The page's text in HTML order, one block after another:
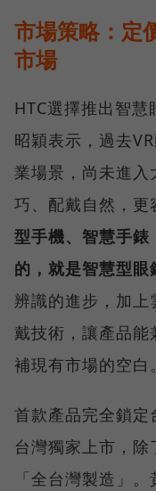
市場策略：定
市場
HTC選擇推出智
昭穎表示，過去
業場景，尚未進入
巧、配戴自然，更
型手機、智慧手
的，就是智慧型眼
辨識的進步，加上
戴技術，讓產品能
補現有市場的空白。
首款產品完全鎖
台灣獨家上市，
「全台灣製造」